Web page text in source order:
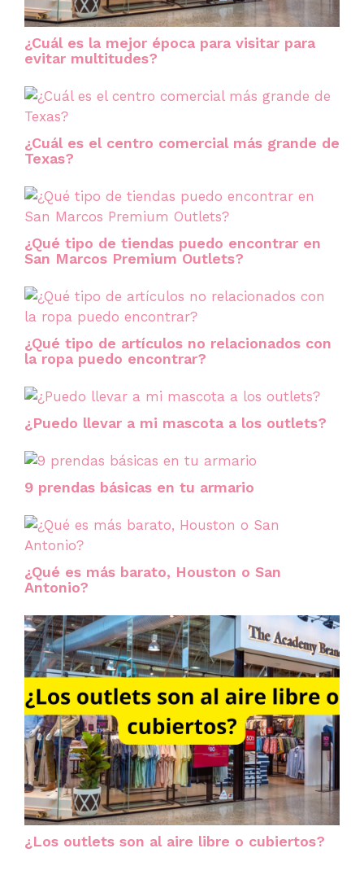
¿Cuál es la mejor época para visitar para
evitar multitudes?
¿Cuál es el centro comercial más grande de
Texas?
¿Qué tipo de tiendas puedo encontrar en
San Marcos Premium Outlets?
¿Qué tipo de artículos no relacionados con
la ropa puedo encontrar?
¿Puedo llevar a mi mascota a los outlets?
9 prendas básicas en tu armario
¿Qué es más barato, Houston o San
Antonio?
¿Los outlets son al aire libre o cubiertos?